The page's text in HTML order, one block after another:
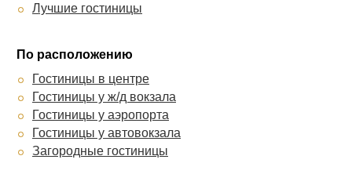
Лучшие гостиницы
По расположению
Гостиницы в центре
Гостиницы у ж/д вокзала
Гостиницы у аэропорта
Гостиницы у автовокзала
Загородные гостиницы